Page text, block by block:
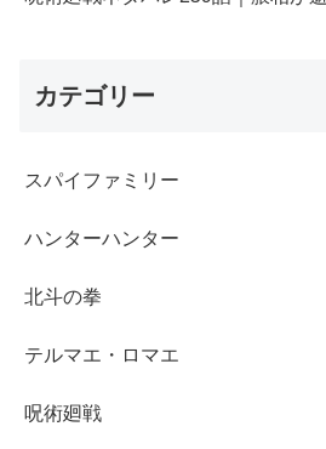
カテゴリー
スパイファミリー
ハンターハンター
北斗の拳
テルマエ・ロマエ
呪術廻戦